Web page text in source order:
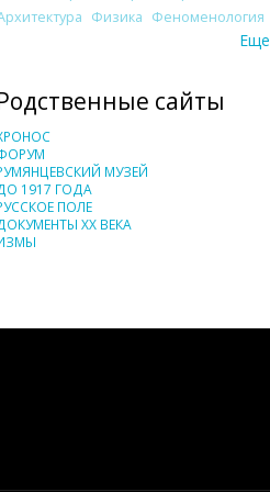
Физика Феноменология
Еще
сайты
МУЗЕЙ
1917 ГОДА
ПОЛЕ
XX ВЕКА